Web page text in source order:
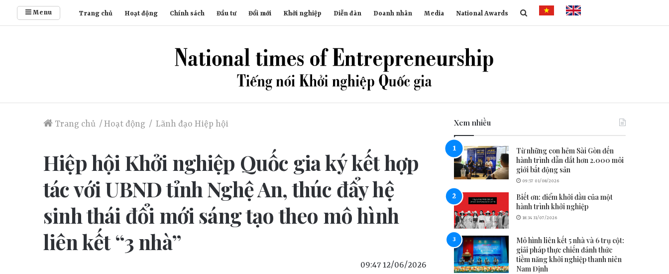
Menu Trang chủ Hoạt động Chính sách Đầu tư Đổi mới Khởi nghiệp Diễn đàn Doanh nhân Media National Awards
Trang chủ / Hoạt động / Lãnh đạo Hiệp hội
​Hiệp hội Khởi nghiệp Quốc gia ký kết hợp
tác với UBND tỉnh Nghệ An, thúc đẩy hệ
sinh thái đổi mới sáng tạo theo mô hình
liên kết “3 nhà”
09:47 12/06/2026
Xem nhiều
Từ những con hẻm Sài Gòn đến
hành trình dẫn dắt hơn 2.000 môi
giới bất động sản
09:57 01/08/2026
Biết ơn: điểm khởi đầu của một
hành trình khởi nghiệp
18:34 31/07/2026
Mô hình liên kết 5 nhà và 6 trụ cột:
giải pháp thực chiến đánh thức
tiềm năng khởi nghiệp thanh niên
Nam Định